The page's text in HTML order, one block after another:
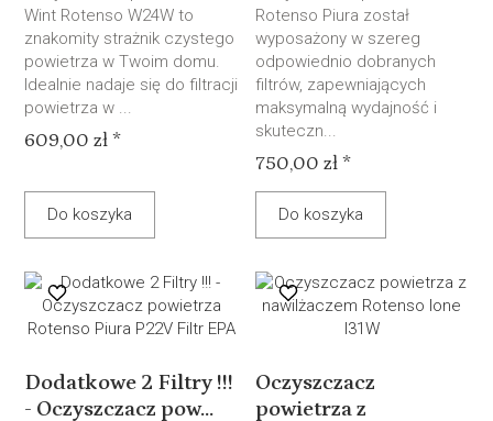
Wint Rotenso W24W to
znakomity strażnik czystego
powietrza w Twoim domu.
Idealnie nadaje się do filtracji
powietrza w ...
609,00 zł *
Do koszyka
Rotenso Piura został
wyposażony w szereg
odpowiednio dobranych
filtrów, zapewniających
maksymalną wydajność i
skuteczn...
750,00 zł *
Do koszyka
Dodatkowe 2 Filtry !!!
- Oczyszczacz pow...
Oczyszczacz
powietrza z